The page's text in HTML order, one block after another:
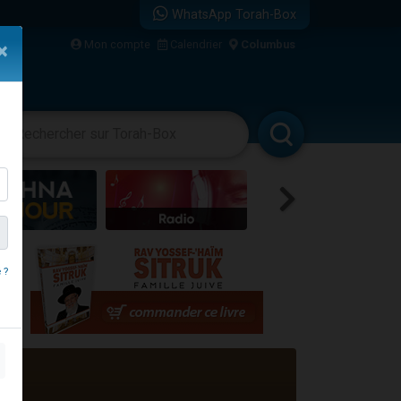
WhatsApp Torah-Box
Mon compte Calendrier Columbus
?